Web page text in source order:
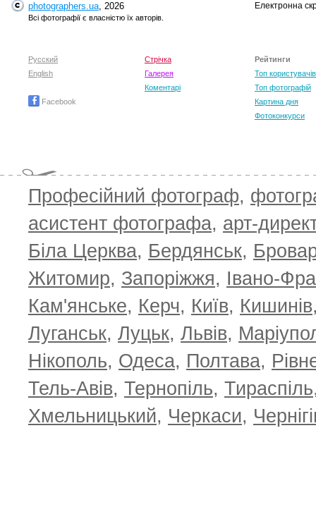
photographers.ua, 2026
Всі фотографії є власністю їх авторів.
Електронна
Русский
English
Facebook
Стрічка
Галерея
Коментарі
Рейтинги
Топ користувачів
Топ фотографій
Картина дня
Фотоконкурси
Професійний фотограф,
асистент фотографа, арт-
Біла Церква, Бердянськ,
Житомир, Запоріжжя, Івано-
Кам'янське, Керч, Київ, Кишинів
Луганськ, Луцьк, Львів,
Нікополь, Одеса, Полтава,
Тель-Авів, Тернопіль, Тираспіль
Хмельницький, Черкаси,